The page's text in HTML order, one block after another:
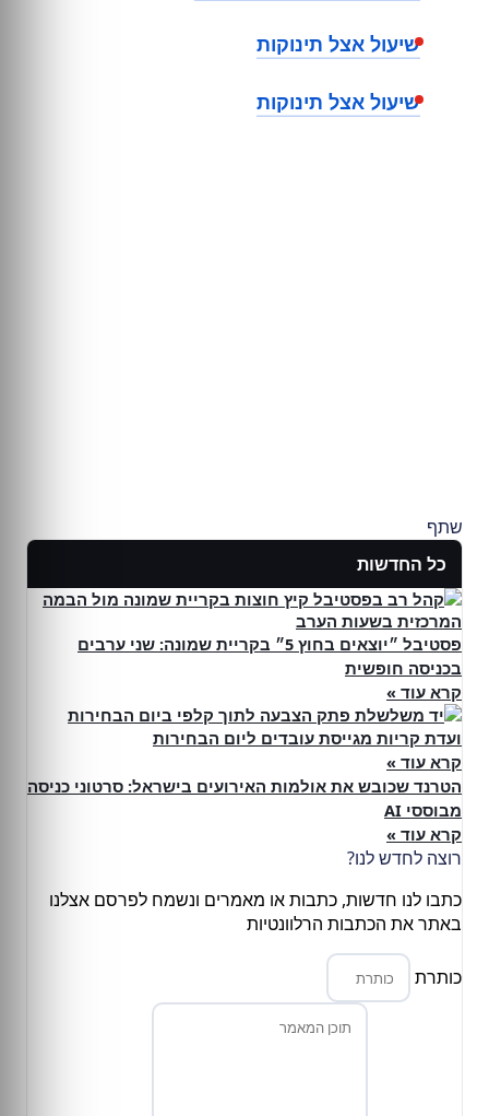
שיעול אצל תינוקות
שיעול אצל תינוקות
שתף
כל החדשות
פסטיבל ״יוצאים בחוץ 5״ בקריית שמונה: שני ערבים
בכניסה חופשית
קרא עוד »
ועדת קריות מגייסת עובדים ליום הבחירות
קרא עוד »
הטרנד שכובש את אולמות האירועים בישראל: סרטוני כניסה
מבוססי AI
קרא עוד »
רוצה לחדש לנו?
כתבו לנו חדשות, כתבות או מאמרים ונשמח לפרסם אצלנו
באתר את הכתבות הרלוונטיות
כותרת